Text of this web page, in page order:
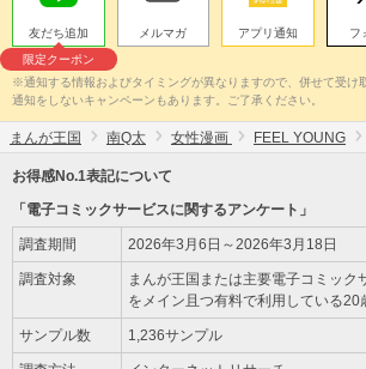
友だち追加
限定クーポン
メルマガ アプリ通知 フ
※通知する情報およびタイミングが異なりますので、併せて受け
通知をしないキャンペーンもあります。ご了承ください。
まんが王国 南Q太 女性漫画 FEEL YOUNG
お得感No.1表記について
「電子コミックサービスに関するアンケート」
調査期間 2026年3月6日～2026年3月18日
調査対象
まんが王国または主要電子コミック
をメイン且つ有料で利用している20
サンプル数 1,236サンプル